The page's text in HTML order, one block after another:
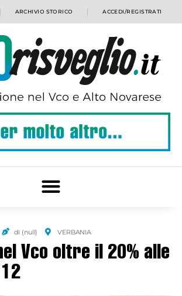
ARCHIVIO STORICO ACCEDI/REGISTRATI
di (null) VERBANIA
Vco oltre il 20% alle